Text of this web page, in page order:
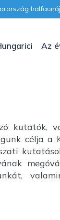
Az
kutatók,
célja a